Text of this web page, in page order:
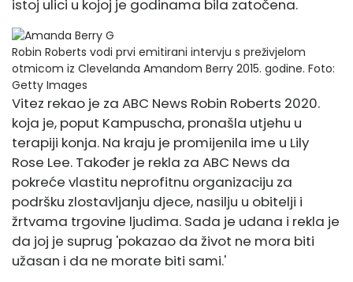
istoj ulici u kojoj je godinama bila zatočena.
Robin Roberts vodi prvi emitirani intervju s preživjelom
otmicom iz Clevelanda Amandom Berry 2015. godine. Foto:
Getty Images
Vitez rekao je za ABC News Robin Roberts 2020.
koja je, poput Kampuscha, pronašla utjehu u
terapiji konja. Na kraju je promijenila ime u Lily
Rose Lee. Također je rekla za ABC News da
pokreće vlastitu neprofitnu organizaciju za
podršku zlostavljanju djece, nasilju u obitelji i
žrtvama trgovine ljudima. Sada je udana i rekla je
da joj je suprug 'pokazao da život ne mora biti
užasan i da ne morate biti sami.'